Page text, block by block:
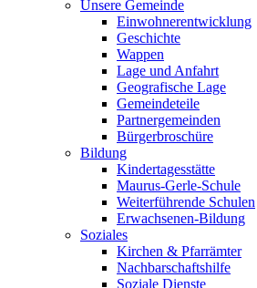
Unsere Gemeinde
Einwohnerentwicklung
Geschichte
Wappen
Lage und Anfahrt
Geografische Lage
Gemeindeteile
Partnergemeinden
Bürgerbroschüre
Bildung
Kindertagesstätte
Maurus-Gerle-Schule
Weiterführende Schulen
Erwachsenen-Bildung
Soziales
Kirchen & Pfarrämter
Nachbarschaftshilfe
Soziale Dienste